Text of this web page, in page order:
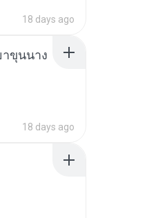
18 days ago
าขุนนาง
18 days ago